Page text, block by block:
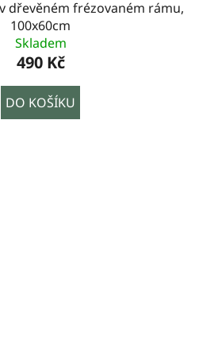
dřevěném frézovaném rámu,
100x60cm
Skladem
490 Kč
DO KOŠÍKU